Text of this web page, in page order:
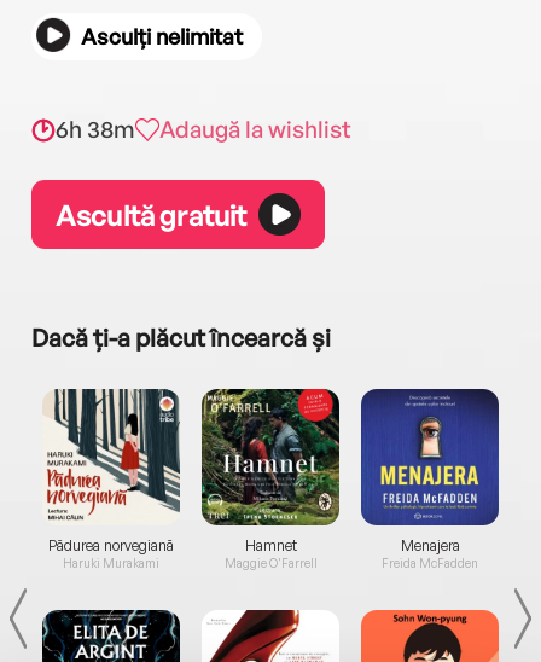
Asculți nelimitat
6h 38m Adaugă la wishlist
Ascultă gratuit
Dacă ți-a plăcut încearcă și
Pădurea norvegiană
Haruki Murakami
Hamnet
Maggie O'Farrell
Menajera
Freida McFadden